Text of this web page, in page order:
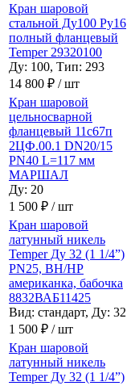
Кран шаровой
стальной Ду100 Ру16
полный фланцевый
Temper 29320100
Ду: 100, Тип: 293
14 800 ₽ / шт
Кран шаровой
цельносварной
фланцевый 11с67п
2ЦФ.00.1 DN20/15
PN40 L=117 мм
МАРШАЛ
Ду: 20
1 500 ₽ / шт
Кран шаровой
латунный никель
Temper Ду 32 (1 1/4”)
PN25, ВН/НР
американка, бабочка
8832ВАБ11425
Вид: стандарт, Ду: 32
1 500 ₽ / шт
Кран шаровой
латунный никель
Temper Ду 32 (1 1/4”)